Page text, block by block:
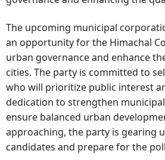
The upcoming municipal
an opportunity for the Himachal
urban governance and enhance
cities. The party is committed to
who will prioritize public interest
dedication to strengthen
ensure balanced urban
approaching, the party is gearing
candidates and prepare for the